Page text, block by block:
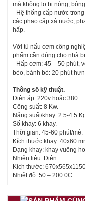
mà không lo bị nóng,
- Hệ thống cấp nước
các phao cấp xả nước,
hấp.
Với tủ nấu cơm công
phẩm cần dùng cho nhà
- Hấp cơm: 45 – 50 phút,
bèo, bánh bò: 20 phút
Thông số kỹ thuật.
Điện áp: 220v hoặc 380.
Công suất: 8 Kw.
Năng suất/khay: 2.5-4.5
Số khay: 6 khay.
Thời gian: 45-60 phút/mẻ.
Kích thước khay: 40x60
Dạng khay: khay vuông
Nhiên liệu: Điện.
Kích thước:
Nhiệt độ: 50 – 200 0C.